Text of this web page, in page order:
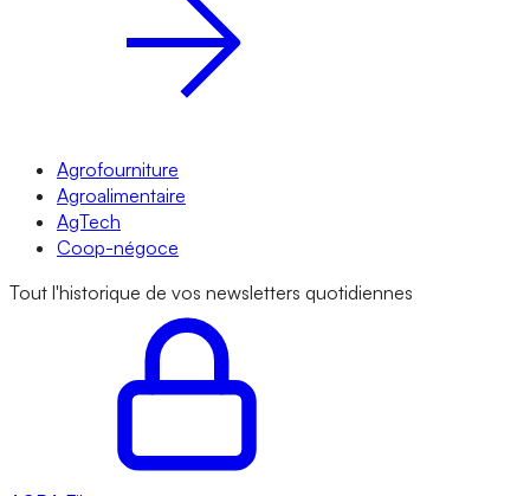
Agrofourniture
Agroalimentaire
AgTech
Coop-négoce
Tout l'historique de vos newsletters quotidiennes